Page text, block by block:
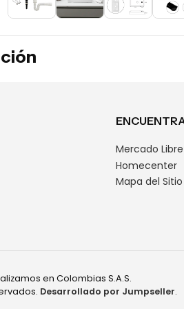
Mercado Libre
Homecenter
Mapa del Sitio
en Colombias S.A.S.
Desarrollado por Jumpseller.